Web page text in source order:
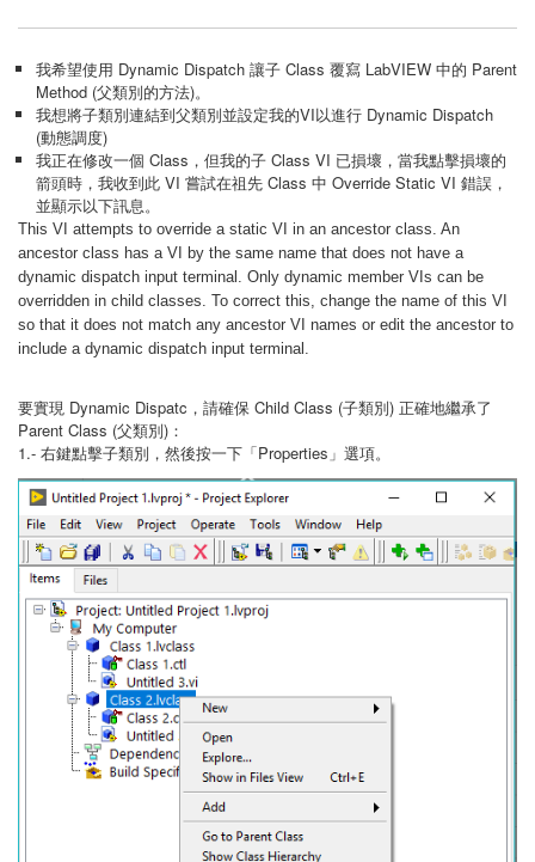
我希望使用 Dynamic Dispatch 讓子 Class 覆寫 LabVIEW 中的 Parent
Method (父類別的方法)。
我想將子類別連結到父類別並設定我的VI以進行 Dynamic Dispatch
(動態調度)
我正在修改一個 Class，但我的子 Class VI 已損壞，當我點擊損壞的
箭頭時，我收到此 VI 嘗試在祖先 Class 中 Override Static VI 錯誤，
並顯示以下訊息。
This VI attempts to override a static VI in an ancestor class. An
ancestor class has a VI by the same name that does not have a
dynamic dispatch input terminal. Only dynamic member VIs can be
overridden in child classes. To correct this, change the name of this VI
so that it does not match any ancestor VI names or edit the ancestor to
include a dynamic dispatch input terminal.
要實現 Dynamic Dispatc，請確保 Child Class (子類別) 正確地繼承了
Parent Class (父類別)：
1.- 右鍵點擊子類別，然後按一下「Properties」選項。